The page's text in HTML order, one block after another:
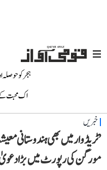
ہجر کو
اک محبت
خبریں
’ٹریڈ وار میں بھی ہندوستانی
مورگن کی رپورٹ میں بڑا